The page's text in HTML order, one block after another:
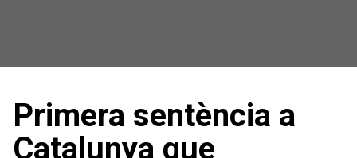
Primera sentència a
Catalunya que